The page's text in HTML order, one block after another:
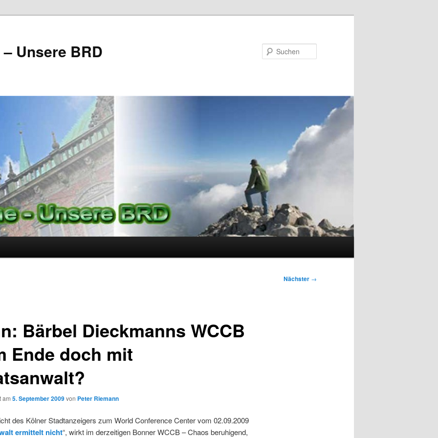
Unsere BRD
Nächster →
Bärbel Dieckmanns WCCB
Ende doch mit
am 5. September 2009von Peter Riemann
des Kölner Stadtanzeigers zum World Conference Center vom 02.09.2009
ermittelt nicht“, wirkt im derzeitigen Bonner WCCB – Chaos beruhigend,